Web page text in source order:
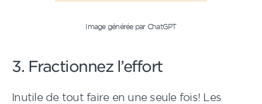
Image générée par ChatGPT
3. Fractionnez l’effort
Inutile de tout faire en une seule fois! Les